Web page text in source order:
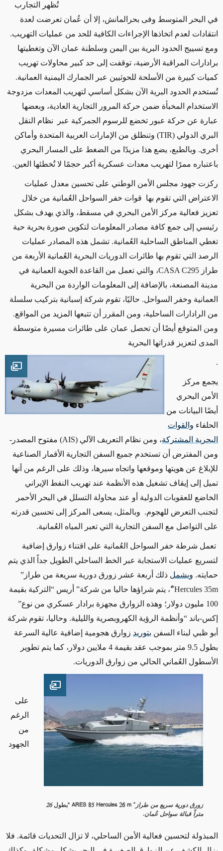
تُظهر التجارب
في البحر المتوسط وفى بحرالمانش، إلا أن عُمان تعرضت لعدة
انتقادات لعدم اتخاذها الإجراءات الكافية للحد من عمليات التهريب.
ومع تسييج الحدود البرية بين اليمن وسلطنة عمان الآن وتغطيتها
برادارات المراقبة الأرضية، توقفت إلى حد كبير محاولات تهريب
كميات كبيرة من الأسلحة للحوثيين عبر الجمارك اليمنية العمانية.
تُستخدم الحدود البرية الآن بشكل أساسي لتهريب المعدات مزدوجة
الاستخدام المخبأة ضمن حركة المرور التجارية العادية، وبعضها
عبارة عن حركة عبور تخضع للرسوم الجمركية عبر نظام النقل
البري الدولي (TIR) وتنطلق من الإمارات العربية المتحدة وأماكن
أخرى. وبالطبع، يضع هذا مزيدًا من الضغط على المسار البحري
باعتباره ممرًا لتهريب معدات عسكرية أكبر حجمًا لا تُخطئها العين.
ركزت جهود مجلس الأمن الوطني على تحسين معدل عمليات
الاعتراض التي تقوم بها قوات خفر السواحل العُمانية من خلال
تعزيز فعالية مركز الأمن البحري في مسقط، والذي يهدف بشكل
رئيسي إلى جمع كافة مصادر المعلومات لتكوين صورة بحرية حية
تغطي المناطق الساحلية العُمانية. تشمل هذه المصادر عمليات
الرصد التي تقوم بها طائرات الدوريات البحرية العُمانية الأربعة من
طراز CASA C295، والتي تعمل من القاعدة الجوية العمانية في
مدينة المصنعة، بالإضافة إلى المعلومات الواردة من البحرية
العمانية وخفر السواحل. حاليًا، تقوم شركة إسبانية بتركيب سلسلة
من الرادارات الساحلية، ومن المقرر أن تتبعها المزيد من المواقع.
ومن المتوقع أيضًا أن تحصل عمان على طائرات مسيرة متوسطة
المدى لتعزيز قدراتها البحرية
.
يجمع مركز
الأمن البحري
أيضًا البيانات من
الحلفاء والقوات
البحرية المشتركة، ومن نظام التعريف الآلي (AIS)
مفتوح المصدر-
ومن المفترض أن تستخدم جميع السفن التجارية الأقمار الصناعية
للإبلاغ عن هويتها وموقعها واتجاه سيرها، وذلك على الرغم من أنها
تميل إلى إيقاف تشغيل هذه الأنظمة عند تهريب النفط الإيراني
الخاضع للعقوبات الدولية أو عند محاولة التسلل في البحر الأحمر
لتجنب التعرض للهجوم. وبالمثل، يسعى المركز إلى تحسين قدرته
على التواصل مع السفن التجارية التي تعبر المياه العُمانية.
تعمل شرطة خفر السواحل العُمانية على اقتناء زوارق إضافية
لتسريع عمليات الاستجابة عبر الخط الساحلي الطويل جداً الذي يتم
حمايته. ويشمل ذلك أربعة عشر زورق دورية سريعة من طراز”
Hercules 35m“ً، يتم شراؤها حاليا من شركة” أريس “التركية بقيمة
100 مليون دولار؛ وهذه الزوارق مجهزة برادار عسكري من نوع”
إكس-باند “وأنظمة الرؤية الكهروبصرية والليلية. وحاليا، تقوم شركة
أبو ظبي لبناء السفن بتوريد زوارق هجومية إضافية عالية السرعة
بطول 9.5 متر بموجب عقد بقيمة 4 ملايين دولار، كما يتم تطوير
الأسطول العُماني الحالي من زوارق الدوريات.
Open image
زورق دورية سريع من طراز”
ARES 85 Hercules 26 m “بطول 26
متراً قبالة سواحل عُمان.
على
الرغم
من
الجهود
المبذولة لتحسين فعالية الأمن الساحلي، لا تزال التحديات قائمة. فلا